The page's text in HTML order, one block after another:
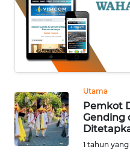
Utama
Pemkot
Gending
1 tahun yang
KHAS
SERBA-
SERBI
OPINI
Informasi